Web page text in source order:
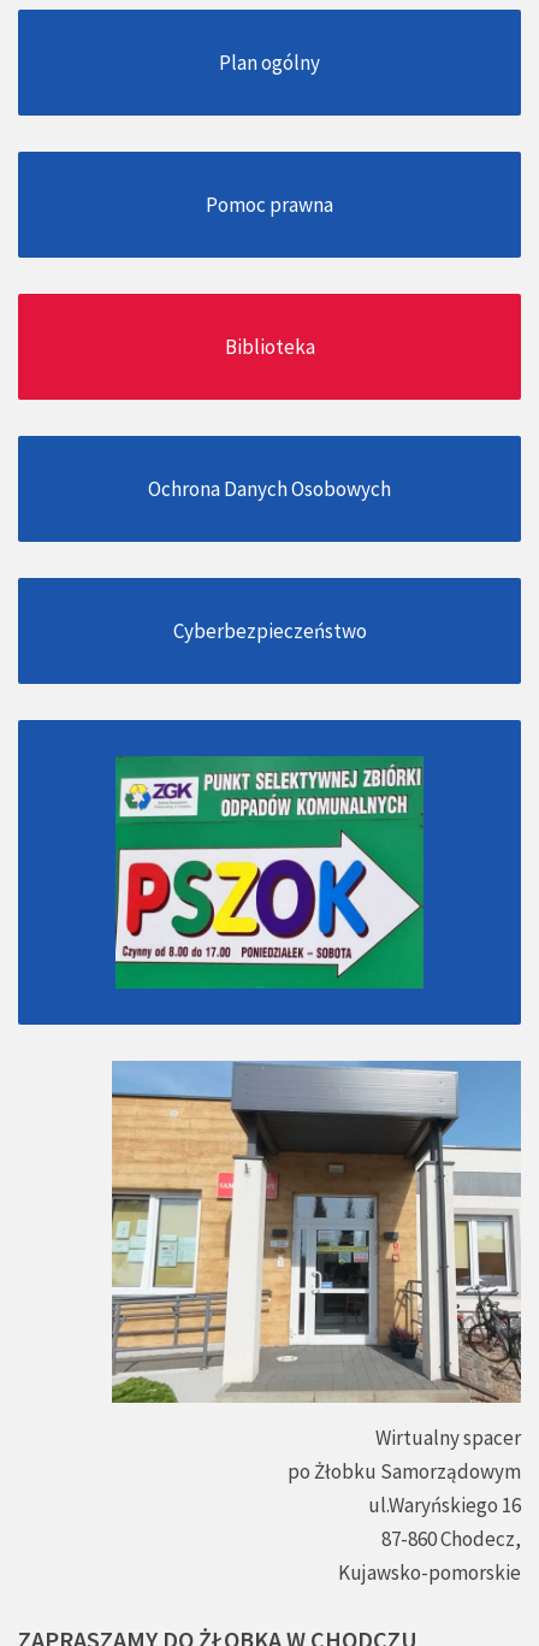
Plan ogólny
Pomoc prawna
Biblioteka
Ochrona Danych Osobowych
Cyberbezpieczeństwo
Wirtualny spacer
po Żłobku Samorządowym
ul.Waryńskiego 16
87-860 Chodecz,
Kujawsko-pomorskie
ZAPRASZAMY DO ŻŁOBKAW CHODCZU